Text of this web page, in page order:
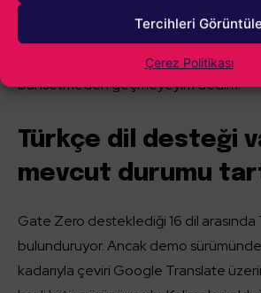
Tercihleri Görüntüle
Çerez Politikası
bile. Zaten geliştirici ekip Kickstarter ile
çalıştığından büyük stüdyolarla
anlamlı değil. Yine de bu benzerliği
bahsetmeden geçmeyeyim dedim.
Türkçe dil desteği
mevcut durumu
Gate Zero desteklediği 16 dil arasında
bulunduruyor. Ancak demo
kadarıyla çeviri Google Translate